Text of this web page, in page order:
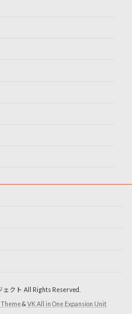
クト All Rights Reserved.
& VK All in One Expansion Unit